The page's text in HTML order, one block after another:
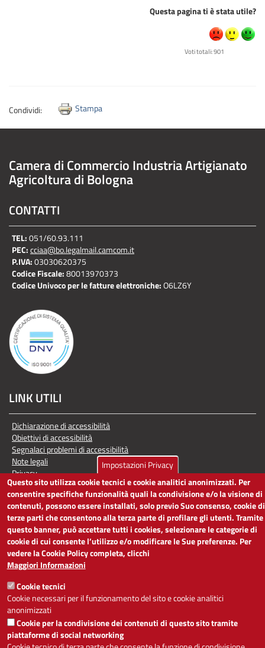
Questa pagina ti è stata utile?
Voti totali: 901
Condividi: Stampa
Camera di Commercio Industria Artigianato
Agricoltura di Bologna
CONTATTI
TEL:051/60.93.111
PEC:cciaa@bo.legalmail.camcom.it
P.IVA:03030620375
Codice Fiscale:80013970373
Codice Univoco per le fatture elettroniche:O6LZ6Y
LINK UTILI
Dichiarazione di accessibilità
Obiettivi di accessibilità
Segnalaci problemi di accessibilità
Note legali
Privacy
Accesso riservato
ACCESSIBILITÀ
- A +
Servizio realizzato da
Impostazioni Privacy
Questo sito utilizza cookie tecnici e cookie analitici anonimizzati. Per
consentire specifiche funzionalità quali la condivisione e/o la visione di
contenuti, possono essere installati, solo previo Suo consenso, cookie di
terze parti che consentono alla terza parte di profilare gli utenti. Tramite
questo banner, può accettare tutti i cookies, selezionare le categorie di
cookie di cui consente l’utilizzo e/o modificare le Sue preferenze. Per
vedere la Cookie Policy completa, clicchi
Maggiori Informazioni
Cookie tecnici
Cookie necessari per il funzionamento del sito e cookie analitici
anonimizzati
Cookie per la condivisione dei contenuti di questo sito tramite
piattaforme di social networking